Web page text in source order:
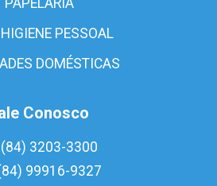
PAPELARIA
HIGIENE PESSOAL
DOMÉSTICAS
Conosco
(84) 3203-3300
99916-9327